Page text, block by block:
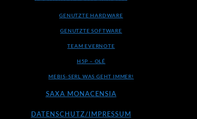
GENUTZTE HARDWARE
GENUTZTE SOFTWARE
TEAM EVERNOTE
H5P – OLÉ
MEBIS-SERL WAS GEHT IMMER!
SAXA MONACENSIA
DATENSCHUTZ/IMPRESSUM